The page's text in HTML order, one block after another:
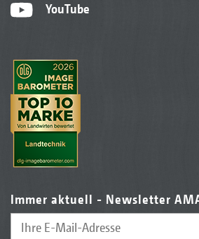
YouTube
Immer aktuell - Newsletter